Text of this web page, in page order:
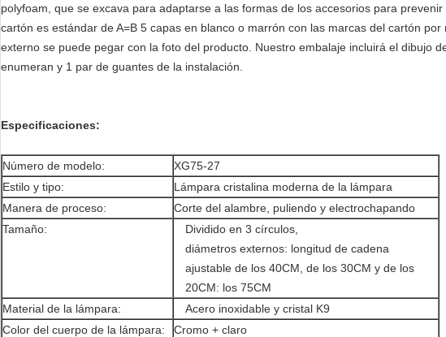
polyfoam, que se excava para adaptarse a las formas de los accesorios para
cartón es estándar de A=B 5 capas en blanco o marrón con las marcas del cartón por
externo se puede pegar con la foto del producto. Nuestro embalaje incluirá el dibujo
enumeran y 1 par de guantes de la instalación.
Especificaciones:
Número de modelo:
XG75-27
Estilo y tipo:
Lámpara cristalina moderna de la lámpara
Manera de proceso:
Corte del alambre, puliendo y electrochapando
Tamaño:
Dividido en 3 círculos,
diámetros externos: longitud de cadena
ajustable de los 40CM, de los 30CM y de los
20CM: los 75CM
Material de la lámpara:
Acero inoxidable y cristal K9
Color del cuerpo de la lámpara:
Cromo + claro